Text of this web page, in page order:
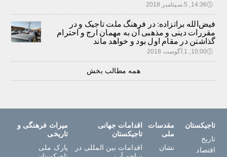
🕔14:36, 5.سپتامبر 2018
فیض‌الله براتزاده: در فرهنگ ملت تاجیک و در
مقررات دینی و مذهبی آن به مهمان ارج و احترام
گذاشتن در مقام اول بود و خواهد ماند
🕔10:00, 1.آگوست 2018
همه مطالب بخش
تاجیکستان
تاریخ
اقتصاد
مقدسات
ملی
نشان
اقدامات جهانی
تاجیکستان
اقدامات بین المللی در
میراث فرهنگی و
تاریخی
پارک ملی